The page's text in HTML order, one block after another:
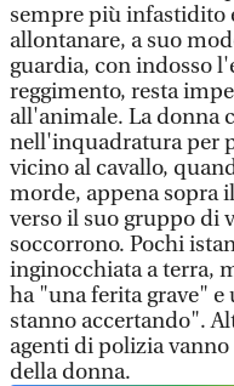
sempre più infastidito
allontanare, a suo
guardia, con indosso
reggimento, resta
all'animale. La donna
nell'inquadratura per
vicino al cavallo,
morde, appena sopra
verso il suo gruppo di
soccorrono. Pochi
inginocchiata a terra,
ha "una ferita grave"
stanno accertando".
agenti di polizia
della donna.